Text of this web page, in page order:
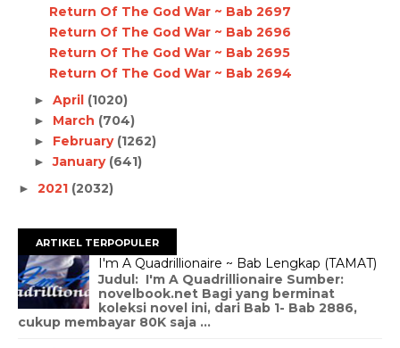
Return Of The God War ~ Bab 2697
Return Of The God War ~ Bab 2696
Return Of The God War ~ Bab 2695
Return Of The God War ~ Bab 2694
► April (1020)
► March (704)
► February (1262)
►January (641)
► 2021 (2032)
ARTIKEL TERPOPULER
I'm A Quadrillionaire ~ Bab Lengkap (TAMAT)
Judul: I'm A Quadrillionaire Sumber:
novelbook.net Bagi yang berminat
koleksi novel ini, dari Bab 1- Bab 2886,
cukup membayar 80K saja ...